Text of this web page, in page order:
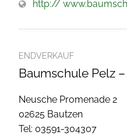
http://
ENDVERKAUF
Baumschule Pelz
Neusche Promenade 2
02625 Bautzen
Tel: 03591-304307